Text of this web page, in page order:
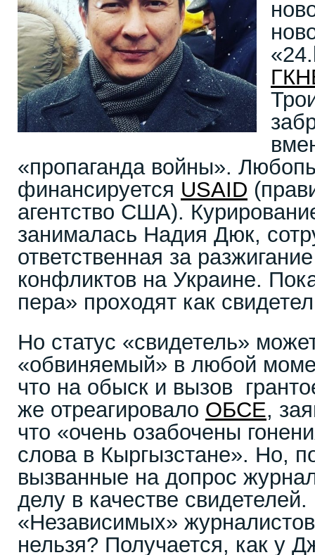
«пропаганда войны».
финансируется USAID
агентство США).
занималась Надия Дюк,
ответственная за
конфликтов на Украине.
пера» проходят как
Но статус «свидетель»
«обвиняемый» в любой
что на обыск и вызов
же отреагировало ОБСЕ,
что «очень озабочены
слова в Кыргызстане». Но,
вызванные на допрос
делу в качестве
«Независимых»
нельзя? Получается, как у